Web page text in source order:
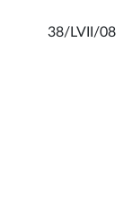
38/LVII/08